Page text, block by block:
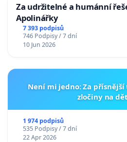
Za udržitelné a humánní
Apolinářky
7 393 podpisů
746 Podpisy / 7 dní
10 Jun 2026
Není mi jedno: Za
zločiny na
1 974 podpisů
535 Podpisy / 7 dní
22 Apr 2026